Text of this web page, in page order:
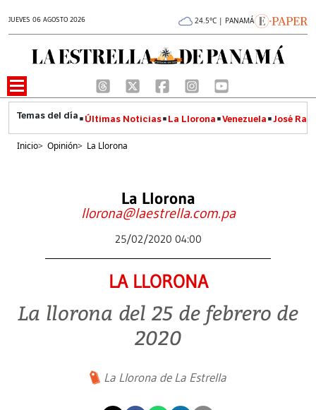
JUEVES 06 AGOSTO 2026 24.5°C | PANAMÁ
Últimas Noticias La Llorona Venezuela José
Inicio> Opinión> La Llorona
La Llorona
llorona@laestrella.com.pa
25/02/2020 04:00
LA LLORONA
La llorona del 25 de febrero de
2020
La Llorona de La Estrella